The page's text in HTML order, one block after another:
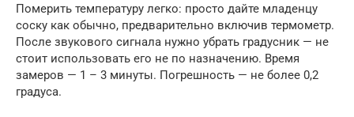
Померить температуру легко: просто дайте младенцу
соску как обычно, предварительно включив термометр.
После звукового сигнала нужно убрать градусник — не
стоит использовать его не по назначению. Время
замеров — 1 – 3 минуты. Погрешность — не более 0,2
градуса.